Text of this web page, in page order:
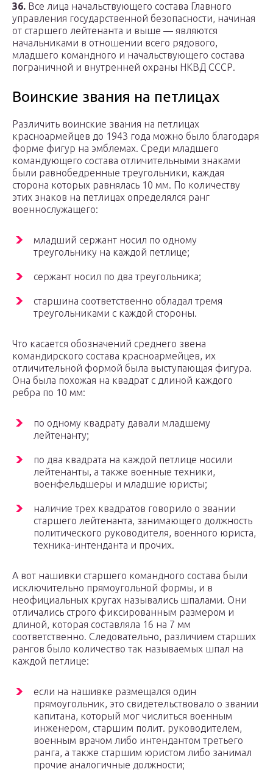
36. Все лица начальствующего состава Главного
управления государственной безопасности, начиная
от старшего лейтенанта и выше — являются
начальниками в отношении всего рядового,
младшего командного и начальствующего состава
пограничной и внутренней охраны НКВД СССР.
Воинские звания на петлицах
Различить воинские звания на петлицах
красноармейцев до 1943 года можно было благодаря
форме фигур на эмблемах. Среди младшего
командующего состава отличительными знаками
были равнобедренные треугольники, каждая
сторона которых равнялась 10 мм. По количеству
этих знаков на петлицах определялся ранг
военнослужащего:
младший сержант носил по одному
треугольнику на каждой петлице;
сержант носил по два треугольника;
старшина соответственно обладал тремя
треугольниками с каждой стороны.
Что касается обозначений среднего звена
командирского состава красноармейцев, их
отличительной формой была выступающая фигура.
Она была похожая на квадрат с длиной каждого
ребра по 10 мм:
по одному квадрату давали младшему
лейтенанту;
по два квадрата на каждой петлице носили
лейтенанты, а также военные техники,
военфельдшеры и младшие юристы;
наличие трех квадратов говорило о звании
старшего лейтенанта, занимающего должность
политического руководителя, военного юриста,
техника-интенданта и прочих.
А вот нашивки старшего командного состава были
исключительно прямоугольной формы, и в
неофициальных кругах назывались шпалами. Они
отличались строго фиксированным размером и
длиной, которая составляла 16 на 7 мм
соответственно. Следовательно, различием старших
рангов было количество так называемых шпал на
каждой петлице:
если на нашивке размещался один
прямоугольник, это свидетельствовало о звании
капитана, который мог числиться военным
инженером, старшим полит. руководителем,
военным врачом либо интендантом третьего
ранга, а также старшим юристом либо занимал
прочие аналогичные должности;